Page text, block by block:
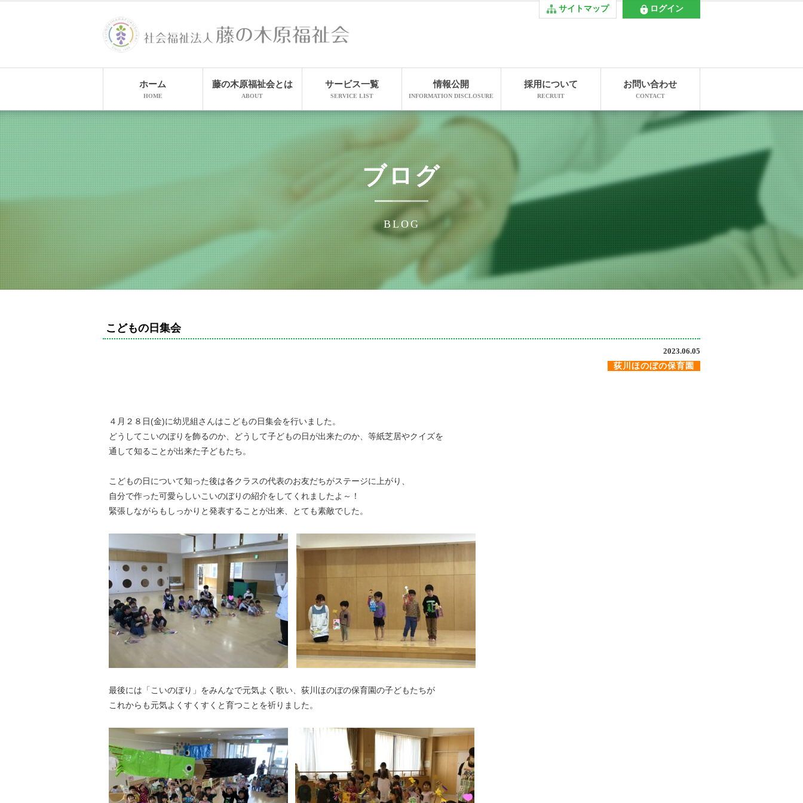
サイトマップ ログイン
ホーム
HOME
藤の木原福祉会とは
ABOUT
サービス一覧
SERVICE LIST
情報公開
INFORMATION DISCLOSURE
採用について
RECRUIT
お問い合わせ
CONTACT
ブログ
BLOG
こどもの日集会
2023.06.05
荻川ほのぼの保育園
４月２８日(金)に幼児組さんはこどもの日集会を行いました。
どうしてこいのぼりを飾るのか、どうして子どもの日が出来たのか、等紙芝居やクイズを
通して知ることが出来た子どもたち。
こどもの日について知った後は各クラスの代表のお友だちがステージに上がり、
自分で作った可愛らしいこいのぼりの紹介をしてくれましたよ～！
緊張しながらもしっかりと発表することが出来、とても素敵でした。
最後には「こいのぼり」をみんなで元気よく歌い、荻川ほのぼの保育園の子どもたちが
これからも元気よくすくすくと育つことを祈りました。